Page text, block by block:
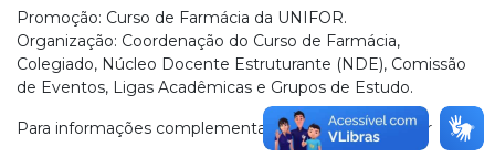
Promoção: Curso de Farmácia da UNIFOR.
Organização: Coordenação do Curso de Farmácia,
Colegiado, Núcleo Docente Estruturante (NDE), Comissão
de Eventos, Ligas Acadêmicas e Grupos de Estudo.
Para informações complementares: @farmacia_unifor